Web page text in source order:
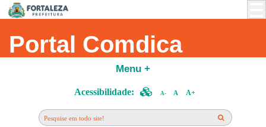
Portal Comdica
Menu +
Acessibilidade: A A+